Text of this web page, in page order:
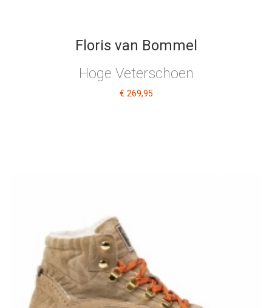
Floris van Bommel
Hoge Veterschoen
€ 269,95